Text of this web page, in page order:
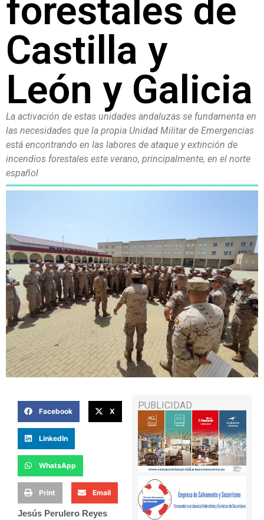
forestales de
Castilla y
León y Galicia
La activación de estas unidades andaluzas se fundamenta en
las necesidades que la propia Unidad Militar de Emergencias
está encontrando en las labores de ataque y extinción de
incendios forestales este verano, principalmente, en el norte
español
Facebook X
LinkedIn
WhatsApp
Print Email
Jesús Perulero Reyes
PUBLICIDAD